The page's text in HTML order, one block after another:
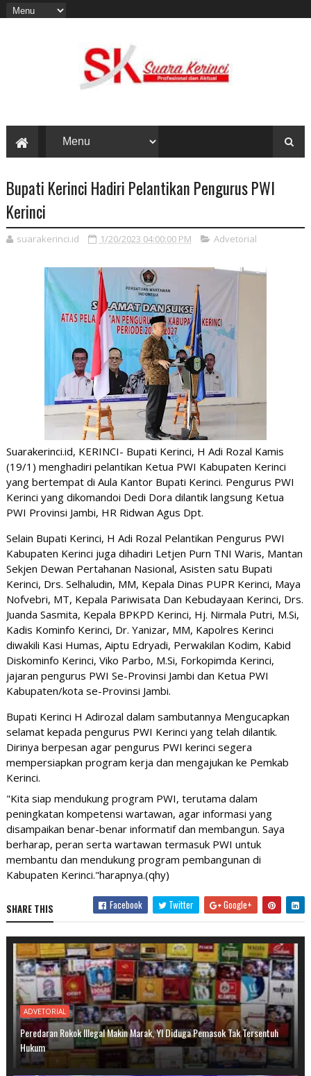
Bupati Kerinci Hadiri Pelantikan Pengurus PWI
Kerinci
suarakerinci.id 1/20/2023 04:00:00 PM Advetorial
Suarakerinci.id, KERINCI- Bupati Kerinci, H Adi Rozal Kamis
(19/1) menghadiri pelantikan Ketua PWI Kabupaten Kerinci
yang bertempat di Aula Kantor Bupati Kerinci. Pengurus PWI
Kerinci yang dikomandoi Dedi Dora dilantik langsung Ketua
PWI Provinsi Jambi, HR Ridwan Agus Dpt.
Selain Bupati Kerinci, H Adi Rozal Pelantikan Pengurus PWI
Kabupaten Kerinci juga dihadiri Letjen Purn TNI Waris, Mantan
Sekjen Dewan Pertahanan Nasional, Asisten satu Bupati
Kerinci, Drs. Selhaludin, MM, Kepala Dinas PUPR Kerinci, Maya
Nofvebri, MT, Kepala Pariwisata Dan Kebudayaan Kerinci, Drs.
Juanda Sasmita, Kepala BPKPD Kerinci, Hj. Nirmala Putri, M.Si,
Kadis Kominfo Kerinci, Dr. Yanizar, MM, Kapolres Kerinci
diwakili Kasi Humas, Aiptu Edryadi, Perwakilan Kodim, Kabid
Diskominfo Kerinci, Viko Parbo, M.Si, Forkopimda Kerinci,
jajaran pengurus PWI Se-Provinsi Jambi dan Ketua PWI
Kabupaten/kota se-Provinsi Jambi.
Bupati Kerinci H Adirozal dalam sambutannya Mengucapkan
selamat kepada pengurus PWI Kerinci yang telah dilantik.
Dirinya berpesan agar pengurus PWI kerinci segera
mempersiapkan program kerja dan mengajukan ke Pemkab
Kerinci.
"Kita siap mendukung program PWI, terutama dalam
peningkatan kompetensi wartawan, agar informasi yang
disampaikan benar-benar informatif dan membangun. Saya
berharap, peran serta wartawan termasuk PWI untuk
membantu dan mendukung program pembangunan di
Kabupaten Kerinci."harapnya.(qhy)
SHARE THIS Facebook Twitter Google+
ADVETORIAL
Peredaran Rokok Illegal Makin Marak, YI Diduga Pemasok Tak Tersentuh
Hukum